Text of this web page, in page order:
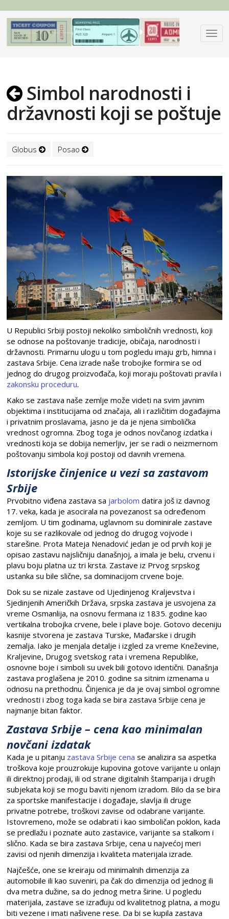
Simbol narodnosti i
državnosti koji se poštuje
Globus Posao
U Republici Srbiji postoji nekoliko simboličnih vrednosti, koji
se odnose na poštovanje tradicije, običaja, narodnosti i
državnosti. Primarnu ulogu u tom pogledu imaju grb, himna i
zastava Srbije. Cena izrade naše trobojke formira se od
jednog do drugog proizvođača, koji moraju poštovati pravila i
zakonsku proceduru.
Kako se zastava naše zemlje može videti na svim javnim
objektima i institucijama od značaja, ali i različitim događajima
i privatnim proslavama, jasno je da je njena simbolička
vrednost ogromna. Zbog toga je odnos novčanog izdatka i
vrednosti koja se dobija nemerljiv, jer se radi o neizmernom
poštovanju simbola koji postoji od davnih vremena.
Istorijske činjenice u vezi sa zastavom
Srbije
Prvobitno viđena zastava sa jarbolomdatira još iz davnog
17. veka, kada je asocirala na povezanost sa određenom
zemljom. U tim godinama, uglavnom su dominirale zastave
koje su se razlikovale od jednog do drugog vojvode i
starešine. Prota Mateja Nenadović jedan je od prvih koji je
opisao zastavu najsličniju današnjoj, a imala je belu, crvenu i
plavu boju platna uz tri krsta. Zastave iz Prvog srpskog
ustanka su bile slične, sa dominacijom crvene boje.
Dok su se nizale zastave od Ujedinjenog Kraljevstva i
Sjedinjenih Američkih Država, srpska zastava je usvojena za
vreme Osmanlija, na osnovu fermana iz 1835. godine kao
vertikalna trobojka crvene, bele i plave boje. Gotovo deceniju
kasnije stvorena je zastava Turske, Mađarske i drugih
zemalja. Iako je menjala detalje i izgled za vreme Kneževine,
Kraljevine, Drugog svetskog rata i vremena Republike,
osnovne boje i simboli su uvek bili gotovo identični. Današnja
zastava proglašena je 2010. godine sa sitnim izmenama u
odnosu na prethodnu. Činjenica je da je ovaj simbol ogromne
vrednosti i zbog toga kada se bira zastava Srbije cena je
najmanje bitan faktor.
Zastava Srbije – cena kao minimalan
novčani izdatak
Kada je u pitanju zastava Srbije cena se analizira sa aspetka
troškova koje prouzrokuje kupovina gotove varijante u onlajn
ili direktnoj prodaji, ili od strane digitalnih štamparija i drugih
subjekata koji se mogu baviti njenom izradom. Bilo da se bira
za sportske manifestacije i događaje, slavlja ili druge
privatne potrebe, troškovi zavise od odabrane varijante.
Istovremeno, može se odabrati i kao simboličan poklon, kada
se predlažu i poznate auto zastavice, varijante sa stalkom i
slično. Kada se bira zastava Srbije, cena u najvećoj meri
zavisi od njenih dimenzija i kvaliteta materijala izrade.
Najčešće, one se kreiraju od minimalnih dimenzija za
automobile ili kao suveniri, pa čak do dimenzija od jednog ili
dva metra dužine, sa do jednog metra širine. U pogledu
materijala, zastave se izrađuju od kvalitetnog platna, a mogu
biti vezene i imati našivene rese. Da bi se kupila zastava